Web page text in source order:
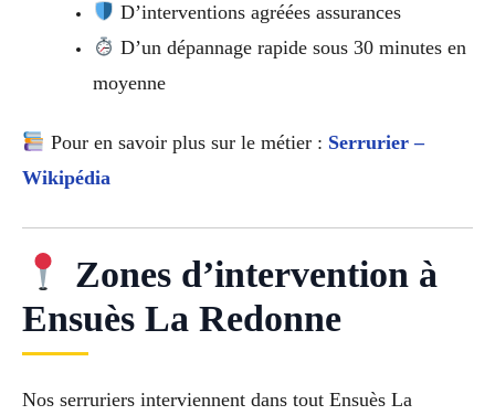
D’interventions agréées assurances
D’un dépannage rapide sous 30 minutes en
moyenne
Pour en savoir plus sur le métier : Serrurier –
Wikipédia
Zones d’intervention à
Ensuès La Redonne
Nos serruriers interviennent dans tout Ensuès La